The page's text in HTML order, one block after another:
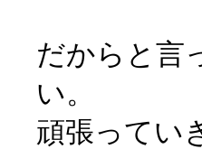
だからと言
い。
頑張ってい